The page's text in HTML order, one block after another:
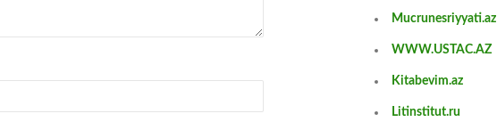
Mucrunesriyyati.az
WWW.USTAC.AZ
Kitabevim.az
Litinstitut.ru